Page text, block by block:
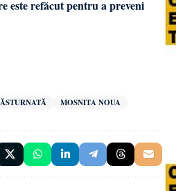
este refăcut pentru a preveni
MOSNITA NOUA